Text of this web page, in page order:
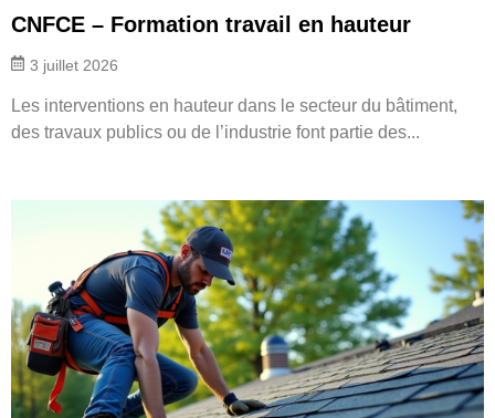
CNFCE – Formation travail en hauteur
3 juillet 2026
Les interventions en hauteur dans le secteur du bâtiment,
des travaux publics ou de l’industrie font partie des...